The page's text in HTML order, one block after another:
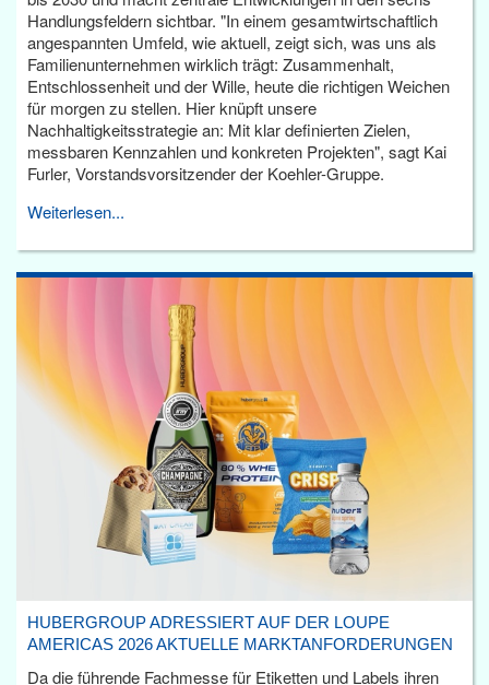
Handlungsfeldern sichtbar. "In einem gesamtwirtschaftlich
angespannten Umfeld, wie aktuell, zeigt sich, was uns als
Familienunternehmen wirklich trägt: Zusammenhalt,
Entschlossenheit und der Wille, heute die richtigen Weichen
für morgen zu stellen. Hier knüpft unsere
Nachhaltigkeitsstrategie an: Mit klar definierten Zielen,
messbaren Kennzahlen und konkreten Projekten", sagt Kai
Furler, Vorstandsvorsitzender der Koehler-Gruppe.
Weiterlesen...
HUBERGROUP ADRESSIERT AUF DER LOUPE
AMERICAS 2026 AKTUELLE MARKTANFORDERUNGEN
Da die führende Fachmesse für Etiketten und Labels ihren